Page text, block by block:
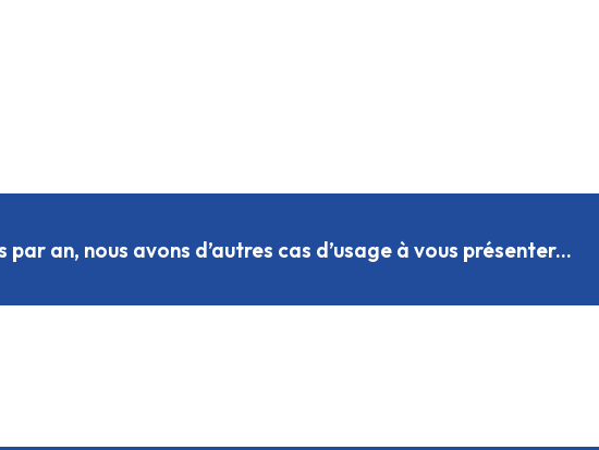
par an, nous avons d’autres cas d’usage à vous présenter...